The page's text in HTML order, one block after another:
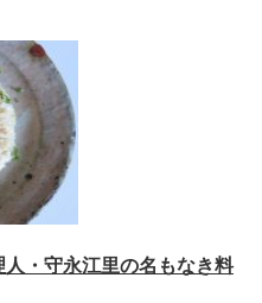
・守永江里の名もなき料